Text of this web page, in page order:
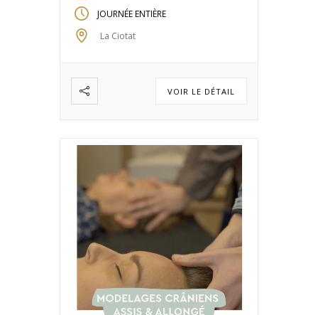
JOURNÉE ENTIÈRE
La Ciotat
VOIR LE DÉTAIL